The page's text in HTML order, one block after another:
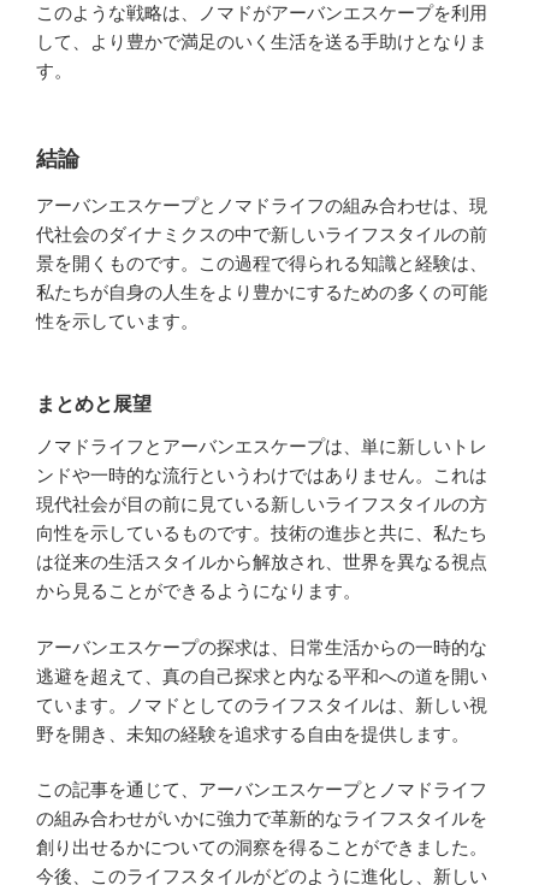
このような戦略は、ノマドがアーバンエスケープを利用
して、より豊かで満足のいく生活を送る手助けとなりま
す。
結論
アーバンエスケープとノマドライフの組み合わせは、現
代社会のダイナミクスの中で新しいライフスタイルの前
景を開くものです。この過程で得られる知識と経験は、
私たちが自身の人生をより豊かにするための多くの可能
性を示しています。
まとめと展望
ノマドライフとアーバンエスケープは、単に新しいトレ
ンドや一時的な流行というわけではありません。これは
現代社会が目の前に見ている新しいライフスタイルの方
向性を示しているものです。技術の進歩と共に、私たち
は従来の生活スタイルから解放され、世界を異なる視点
から見ることができるようになります。
アーバンエスケープの探求は、日常生活からの一時的な
逃避を超えて、真の自己探求と内なる平和への道を開い
ています。ノマドとしてのライフスタイルは、新しい視
野を開き、未知の経験を追求する自由を提供します。
この記事を通じて、アーバンエスケープとノマドライフ
の組み合わせがいかに強力で革新的なライフスタイルを
創り出せるかについての洞察を得ることができました。
今後、このライフスタイルがどのように進化し、新しい